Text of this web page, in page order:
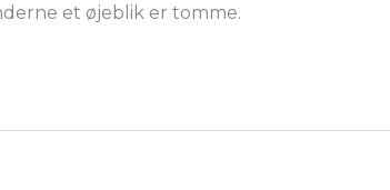
et øjeblik er tomme.